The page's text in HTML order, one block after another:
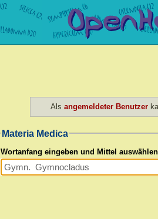
Als angemeldeter Benutzer
Materia Medica
Wortanfang eingeben und Mittel auswählen